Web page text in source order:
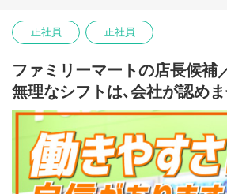
〇シフト希望は最大限に考慮します！
【お仕事内容】
ファミリーマート店舗でのお仕事です。
レジ、売り場づくり、商品発注、清掃など
幅広いお仕事をお願いします。
業務は幅広いですが、
レジにマニュアルが搭載されているため、
手順通りに進めれば簡単に覚えられますよ
わからないことは先輩スタッフが
教えていきますので、ご安心ください。
正社員 正社員
ファミリーマートの店長候
無理なシフトは､会社が認め